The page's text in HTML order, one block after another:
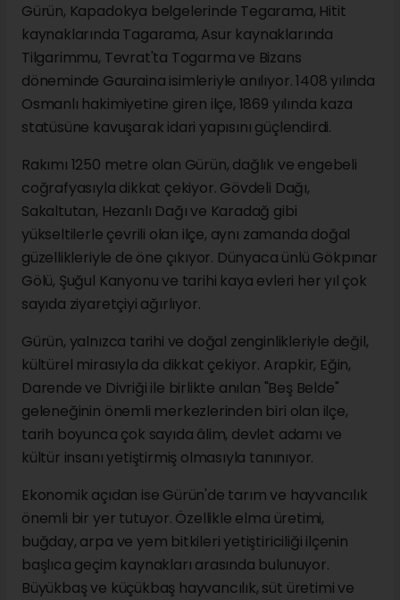
Gürün, Kapadokya belgelerinde Tegarama, Hitit
kaynaklarında Tagarama, Asur kaynaklarında
Tilgarimmu, Tevrat'ta Togarma ve Bizans
döneminde Gauraina isimleriyle anılıyor. 1408 yılında
Osmanlı hakimiyetine giren ilçe, 1869 yılında kaza
statüsüne kavuşarak idari yapısını güçlendirdi.
Rakımı 1250 metre olan Gürün, dağlık ve engebeli
coğrafyasıyla dikkat çekiyor. Gövdeli Dağı,
Sakaltutan, Hezanlı Dağı ve Karadağ gibi
yükseltilerle çevrili olan ilçe, aynı zamanda doğal
güzellikleriyle de öne çıkıyor. Dünyaca ünlü Gökpınar
Gölü, Şuğul Kanyonu ve tarihi kaya evleri her yıl çok
sayıda ziyaretçiyi ağırlıyor.
Gürün, yalnızca tarihi ve doğal zenginlikleriyle değil,
kültürel mirasıyla da dikkat çekiyor. Arapkir, Eğin,
Darende ve Divriği ile birlikte anılan "Beş Belde"
geleneğinin önemli merkezlerinden biri olan ilçe,
tarih boyunca çok sayıda âlim, devlet adamı ve
kültür insanı yetiştirmiş olmasıyla tanınıyor.
Ekonomik açıdan ise Gürün'de tarım ve hayvancılık
önemli bir yer tutuyor. Özellikle elma üretimi,
buğday, arpa ve yem bitkileri yetiştiriciliği ilçenin
başlıca geçim kaynakları arasında bulunuyor.
Büyükbaş ve küçükbaş hayvancılık, süt üretimi ve